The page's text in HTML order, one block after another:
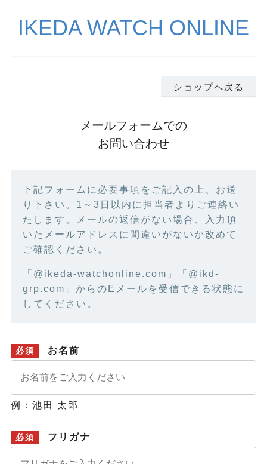
IKEDA WATCH ONLINE
ショップへ戻る
メールフォームでの
お問い合わせ
下記フォームに必要事項をご記入の上、お送
り下さい。1～3日以内に担当者よりご連絡い
たします。メールの返信がない場合、入力頂
いたメールアドレスに間違いがないか改めて
ご確認ください。
「@ikeda-watchonline.com」「@ikd-
grp.com」からのEメールを受信できる状態に
してください。
必須 お名前
例：池田 太郎
必須 フリガナ